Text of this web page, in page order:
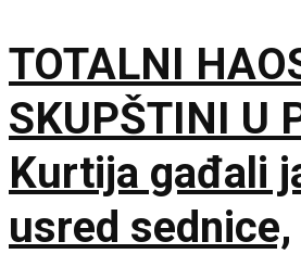
TOTALNI
SKUPŠTINI U
Kurtija gađali
usred sednice,